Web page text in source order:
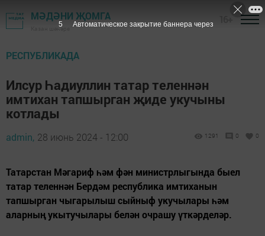
МӘДӘНИ ҖОМГА
Казан шәһәре
РЕСПУБЛИКАДА
Илсур Һадиуллин татар теленнән
имтихан тапшырган җиде укучыны
котлады
admin, 28 июнь 2024 - 12:00 1291 0 0
Татарстан Мәгариф һәм фән министрлыгында быел
татар теленнән Бердәм республика имтиханын
тапшырган чыгарылыш сыйныф укучылары һәм
аларның укытучылары белән очрашу үткәрделәр.
4 Автоматическое закрытие баннера через